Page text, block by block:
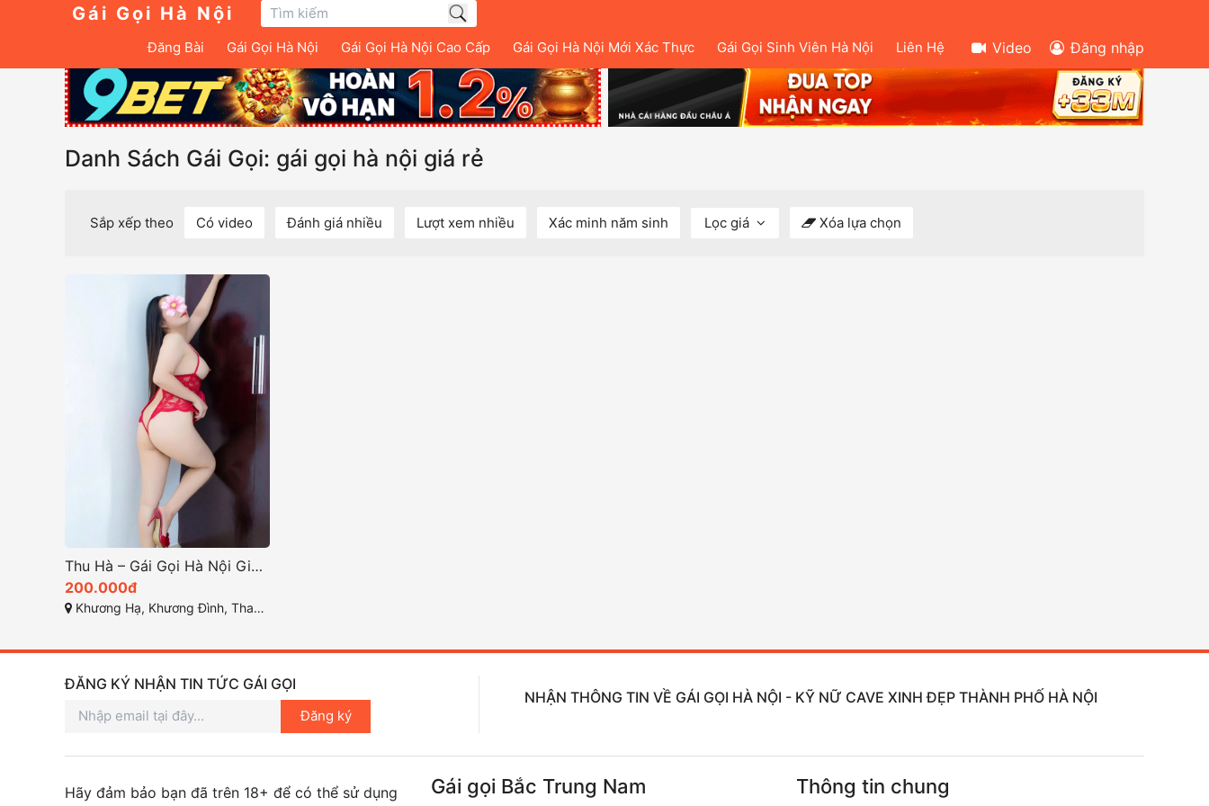
Gái Gọi Hà Nội
Đăng Bài Gái Gọi Hà Nội Gái Gọi Hà Nội Cao Cấp Gái Gọi Hà Nội Mới Xác Thực Gái Gọi Sinh Viên Hà Nội Liên Hệ Video Đăng nhập
Danh Sách Gái Gọi: gái gọi hà nội giá rẻ
Sắp xếp theo Có video Đánh giá nhiều Lượt xem nhiều Xác minh năm sinh Lọc giá Xóa lựa chọn
Thu Hà – Gái Gọi Hà Nội Giá Rẻ, Dâm Đãng, Vú Mông Cực Đẹp, Da Dẻ Trắng Hồng Xinh Duyên – Phục Vụ Nhiệt Tình từ Gái Gọi Thanh Xuân
200.000đ
Khương Hạ, Khương Đình, Thanh Xuân, Hà Nội
ĐĂNG KÝ NHẬN TIN TỨC GÁI GỌI
Đăng ký
NHẬN THÔNG TIN VỀ GÁI GỌI HÀ NỘI - KỸ NỮ CAVE XINH ĐẸP THÀNH PHỐ HÀ NỘI
Hãy đảm bảo bạn đã trên 18+ để có thể sử dụng
Gái gọi Bắc Trung Nam Thông tin chung